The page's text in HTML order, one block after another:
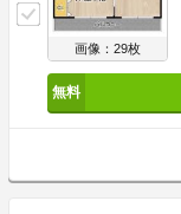
画像：29枚